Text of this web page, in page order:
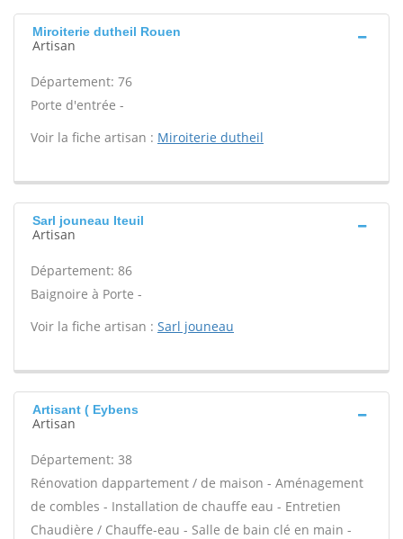
Miroiterie dutheil Rouen
Artisan
Département: 76
Porte d'entrée -
Voir la fiche artisan : Miroiterie dutheil
Sarl jouneau Iteuil
Artisan
Département: 86
Baignoire à Porte -
Voir la fiche artisan : Sarl jouneau
Artisant ( Eybens
Artisan
Département: 38
Rénovation dappartement / de maison - Aménagement
de combles - Installation de chauffe eau - Entretien
Chaudière / Chauffe-eau - Salle de bain clé en main -